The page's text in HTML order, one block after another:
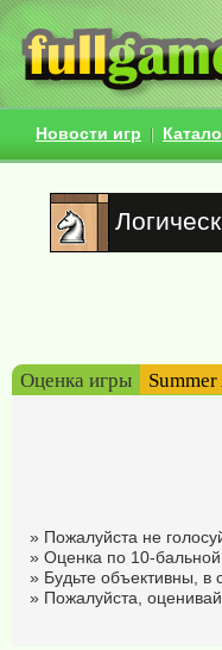
Новости игр
Оценка игры
» Пожалуйста не
» Оценка по 10-
» Будьте объективны, в
» Пожалуйста,